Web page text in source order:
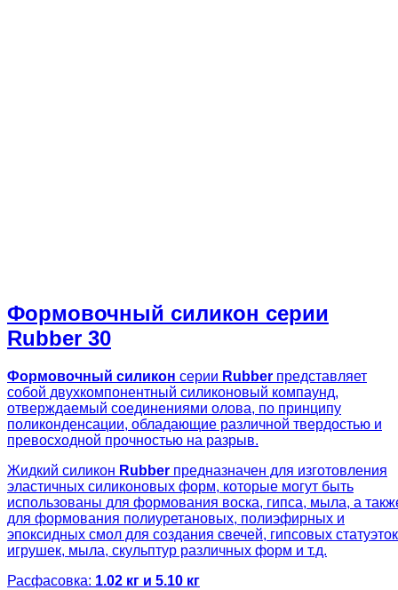
Формовочный силикон серии
Rubber 30
Формовочный силикон серии Rubber представляет
собой двухкомпонентный силиконовый компаунд,
отверждаемый соединениями олова, по принципу
поликонденсации, обладающие различной твердостью и
превосходной прочностью на разрыв.
Жидкий силикон Rubber предназначен для изготовления
эластичных силиконовых форм, которые могут быть
использованы для формования воска, гипса, мыла, а
для формования полиуретановых, полиэфирных и
эпоксидных смол для создания свечей, гипсовых
игрушек, мыла, скульптур различных форм и т.д.
Расфасовка: 1.02 кг и 5.10 кг